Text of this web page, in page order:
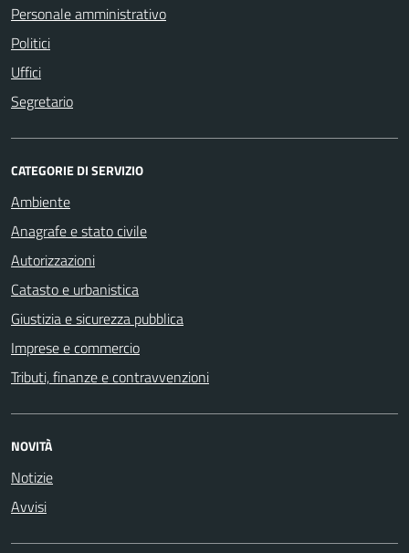
Personale amministrativo
Politici
Uffici
Segretario
CATEGORIE DI SERVIZIO
Ambiente
Anagrafe e stato civile
Autorizzazioni
Catasto e urbanistica
Giustizia e sicurezza pubblica
Imprese e commercio
Tributi, finanze e contravvenzioni
NOVITÀ
Notizie
Avvisi